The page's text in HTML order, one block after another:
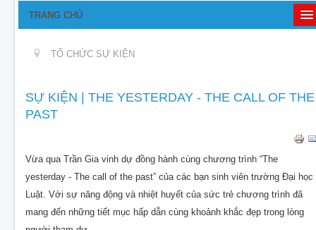
TRANG CHỦ
CHO THUÊ THIẾT BỊ SỰ KIỆN
THIẾT KẾ
TỔ CHỨC SỰ KIỆN
SỰ KIỆN | THE YESTERDAY - THE CALL OF THE
PAST
Vừa qua Trần Gia vinh dự đồng hành cùng chương trình “The
yesterday - The call of the past” của các bạn sinh viên trường Đại học
Luật. Với sự năng động và nhiệt huyết của sức trẻ chương trình đã
mang đến những tiết mục hấp dẫn cùng khoảnh khắc đẹp trong lòng